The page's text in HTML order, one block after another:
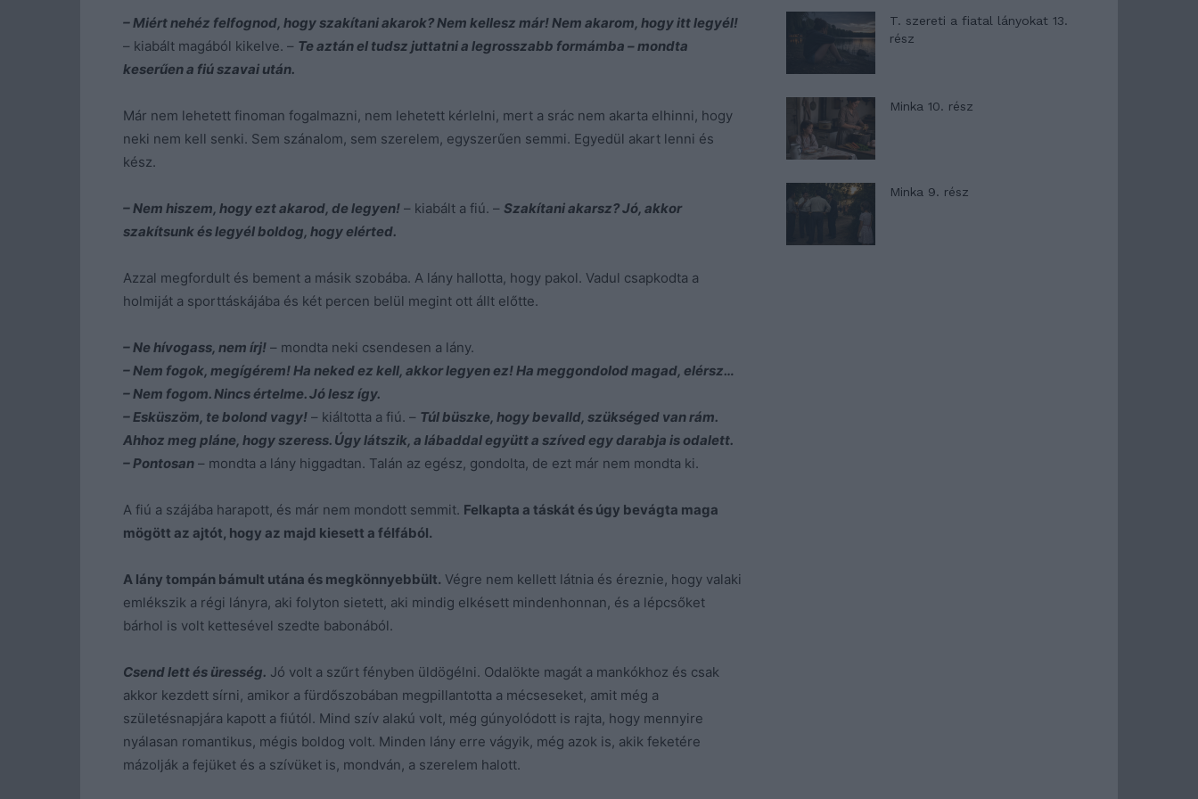
– Miért nehéz felfognod, hogy szakítani akarok? Nem kellesz már! Nem akarom, hogy itt legyél!
– kiabált magából kikelve. – Te aztán el tudsz juttatni a legrosszabb formámba – mondta
keserűen a fiú szavai után.
Már nem lehetett finoman fogalmazni, nem lehetett kérlelni, mert a srác nem akarta elhinni, hogy
neki nem kell senki. Sem szánalom, sem szerelem, egyszerűen semmi. Egyedül akart lenni és
kész.
– Nem hiszem, hogy ezt akarod, de legyen! – kiabált a fiú. – Szakítani akarsz? Jó, akkor
szakítsunk és legyél boldog, hogy elérted.
Azzal megfordult és bement a másik szobába. A lány hallotta, hogy pakol. Vadul csapkodta a
holmiját a sporttáskájába és két percen belül megint ott állt előtte.
– Ne hívogass, nem írj! – mondta neki csendesen a lány.
– Nem fogok, megígérem! Ha neked ez kell, akkor legyen ez! Ha meggondolod magad, elérsz…
– Nem fogom. Nincs értelme. Jó lesz így.
– Esküszöm, te bolond vagy! – kiáltotta a fiú. – Túl büszke, hogy bevalld, szükséged van rám.
Ahhoz meg pláne, hogy szeress. Úgy látszik, a lábaddal együtt a szíved egy darabja is odalett.
– Pontosan – mondta a lány higgadtan. Talán az egész, gondolta, de ezt már nem mondta ki.
A fiú a szájába harapott, és már nem mondott semmit. Felkapta a táskát és úgy bevágta maga
mögött az ajtót, hogy az majd kiesett a félfából.
A lány tompán bámult utána és megkönnyebbült. Végre nem kellett látnia és éreznie, hogy valaki
emlékszik a régi lányra, aki folyton sietett, aki mindig elkésett mindenhonnan, és a lépcsőket
bárhol is volt kettesével szedte babonából.
Csend lett és üresség. Jó volt a szűrt fényben üldögélni. Odalökte magát a mankókhoz és csak
akkor kezdett sírni, amikor a fürdőszobában megpillantotta a mécseseket, amit még a
születésnapjára kapott a fiútól. Mind szív alakú volt, még gúnyolódott is rajta, hogy mennyire
nyálasan romantikus, mégis boldog volt. Minden lány erre vágyik, még azok is, akik feketére
mázolják a fejüket és a szívüket is, mondván, a szerelem halott.
T. szereti a fiatal lányokat 13.
rész
Minka 10. rész
Minka 9. rész